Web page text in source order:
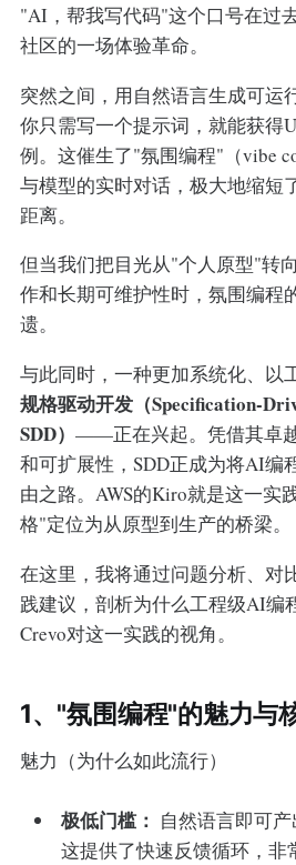
"AI，帮我写代码"这个口号在过
社区的一场体验革命。
突然之间，用自然语言生成可运
你只需写一个提示词，就能获得
例。这催生了"氛围编程"（vibe
与模型的实时对话，极大地缩短
距离。
但当我们把目光从"个人原型"转
作和长期可维护性时，氛围编程
遗。
与此同时，一种更加系统化、
规格驱动开发（Specification-
SDD） ——正在兴起。凭借其卓
和可扩展性，SDD正成为将AI编
由之路。AWS的Kiro就是这一实
格"定位为从原型到生产的桥梁。
在这里，我将通过问题分析、对
践建议，剖析为什么工程级AI编
Crevo对这一实践的视角。
1、"氛围编程"的魅力与
魅力（为什么如此流行）
极低门槛： 自然语言即可产
这提供了快速反馈循环，非